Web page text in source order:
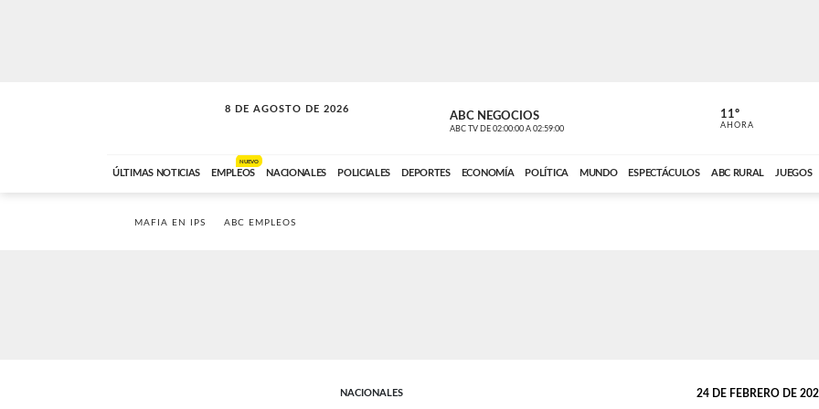
8 DE AGOSTO DE 2026
SOLO MÚSICA ABC NEGOCIOS
ABC TV DE 02:00:00 A 02:59:00 ABC CARDINAL
11º
AHORA
ÚLTIMAS NOTICIAS EMPLEOS
NUEVO
NACIONALES POLICIALES DEPORTES ECONOMÍA POLÍTICA MUNDO ESPECTÁCULOS ABC RURAL JUEGOS
MAFIA EN IPS ABC EMPLEOS
NACIONALES 24 DE FEBRERO DE